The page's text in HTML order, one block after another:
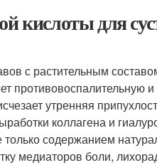
кислоты для
с растительным
противовоспалительную
утренняя
коллагена и
содержанием
медиаторов боли,